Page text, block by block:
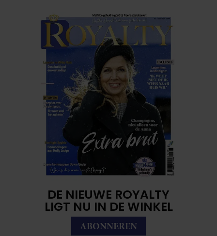
DE NIEUWE ROYALTY
LIGT NU IN DE WINKEL
ABONNEREN